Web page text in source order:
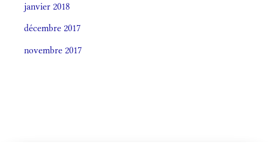
janvier 2018
décembre 2017
novembre 2017